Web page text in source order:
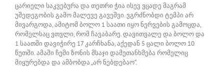
ცარიელი საკვებურა და თეთრი ჭია ისევ ვცადე მაგრამ
უშედეგობის გამო მალევე გავეშვი. ვგრძნობდი ტემპი არ
მივარგოდა, ამიტომ ბოლო 1 საათი იყო ნერვების გამოცდა,
რომელსაც ვთვლი, რომ ჩავაბარე. დავითვალე და ბოლო და
1 საათში დავიჭირე 17 კარჩხანა, აქედან 5 ცალი ბოლო 10
წუთში. ამაში ჩემი ზონის მსაჯი დამეთანხმება რომელიც
მიყურებდა და ამბობდა „არ ნებდებაო“.